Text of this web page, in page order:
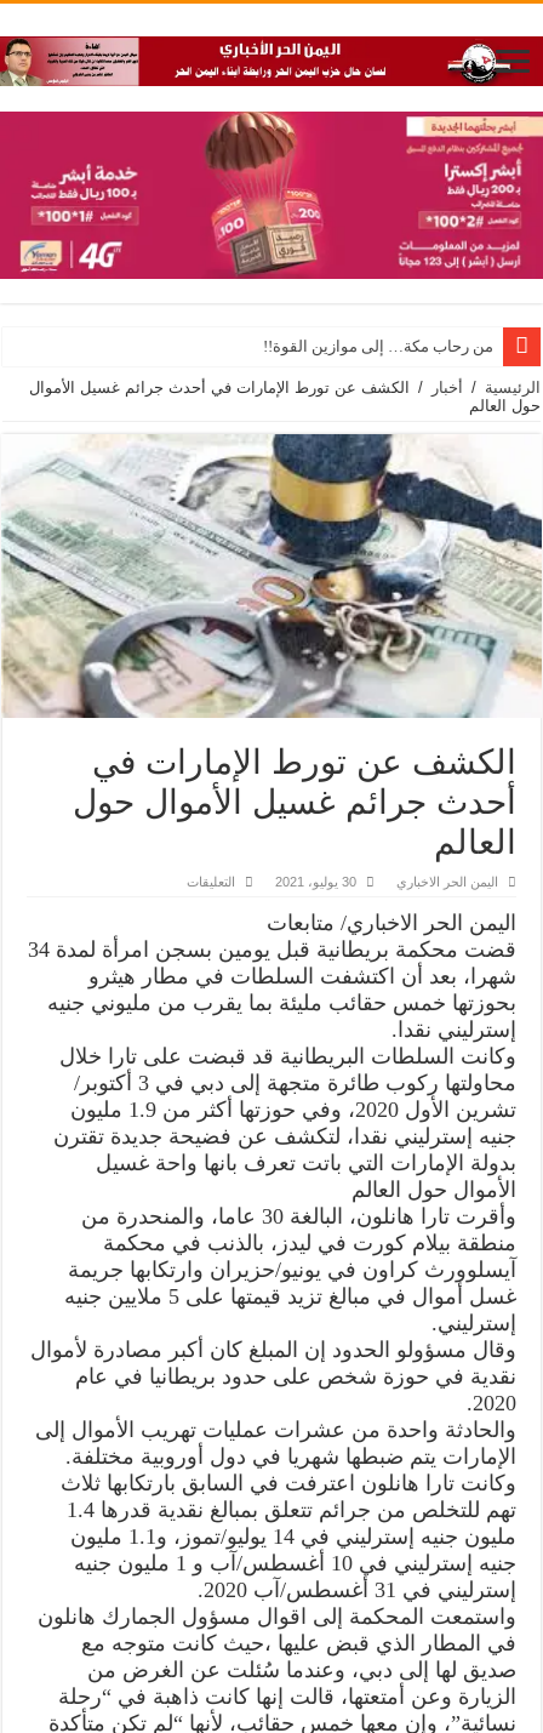
من رحاب مكة… إلى موازين القوة!!
الرئيسية / أخبار /
الكشف عن تورط الإمارات في أحدث جرائم غسيل الأموال
حول العالم
الكشف عن تورط الإمارات في
أحدث جرائم غسيل الأموال حول
العالم
اليمن الحر الاخباري 30 يوليو، 2021 التعليقات
الإمارات
في
أحدث
غسيل
العالم
مغلقة
اليمن الحر الاخباري/ متابعات
قضت محكمة بريطانية قبل يومين بسجن امرأة لمدة 34
شهرا، بعد أن اكتشفت السلطات في مطار هيثرو
بحوزتها خمس حقائب مليئة بما يقرب من مليوني جنيه
إسترليني نقدا.
وكانت السلطات البريطانية قد قبضت على تارا خلال
محاولتها ركوب طائرة متجهة إلى دبي في 3 أكتوبر/
تشرين الأول 2020، وفي حوزتها أكثر من 1.9 مليون
جنيه إسترليني نقدا، لتكشف عن فضيحة جديدة تقترن
بدولة الإمارات التي باتت تعرف بانها واحة غسيل
الأموال حول العالم
وأقرت تارا هانلون، البالغة 30 عاما، والمنحدرة من
منطقة بيلام كورت في ليدز، بالذنب في محكمة
آيسلوورث كراون في يونيو/حزيران وارتكابها جريمة
غسل أموال في مبالغ تزيد قيمتها على 5 ملايين جنيه
إسترليني.
وقال مسؤولو الحدود إن المبلغ كان أكبر مصادرة لأموال
نقدية في حوزة شخص على حدود بريطانيا في عام
2020.
والحادثة واحدة من عشرات عمليات تهريب الأموال إلى
الإمارات يتم ضبطها شهريا في دول أوروبية مختلفة.
وكانت تارا هانلون اعترفت في السابق بارتكابها ثلاث
تهم للتخلص من جرائم تتعلق بمبالغ نقدية قدرها 1.4
مليون جنيه إسترليني في 14 يوليو/تموز، و1.1 مليون
جنيه إسترليني في 10 أغسطس/آب و 1 مليون جنيه
إسترليني في 31 أغسطس/آب 2020.
واستمعت المحكمة إلى اقوال مسؤول الجمارك هانلون
في المطار الذي قبض عليها ،حيث كانت متوجه مع
صديق لها إلى دبي، وعندما سُئلت عن الغرض من
الزيارة وعن أمتعتها، قالت إنها كانت ذاهبة في “رحلة
نسائية”، وإن معها خمس حقائب، لأنها “لم تكن متأكدة